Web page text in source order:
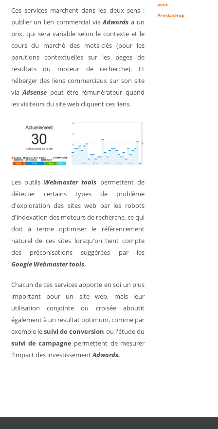
Ces services marchent dans les deux sens :
publier un lien commercial viaAdwords a un
prix, qui sera variable selon le contexte et le
cours du marché des mots-clés (pour les
parutions contextuelles sur les pages de
résultats du moteur de recherche). Et
héberger des liens commerciaux sur son site
viaAdsense peut être rémunérateur quand
les visiteurs du site web cliquent ces liens.
Les outils Webmaster tools permettent de
détecter certains types de problème
d'exploration des sites web par les robots
d'indexation des moteurs de recherche, ce qui
doit à terme optimiser le référencement
naturel de ces sites lorsqu'on tient compte
des préconisations suggérées par les
Google Webmaster tools.
Chacun de ces services apporte en soi un plus
important pour un site web, mais leur
utilisation conjointe ou croisée aboutit
également à un résultat optimum, comme par
exemple lesuivi de conversion ou l'étude du
suivi de campagne permettent de mesurer
l'impact des investissementAdwords.
avec
Prestashop